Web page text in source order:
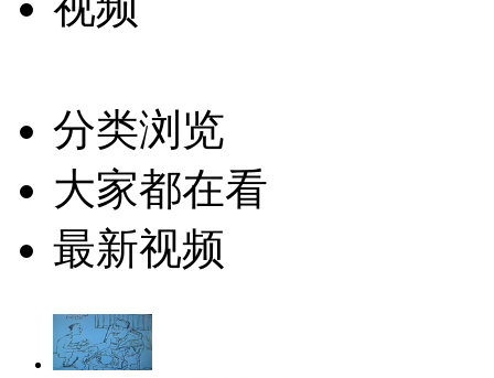
分类浏览
大家都在看
最新视频